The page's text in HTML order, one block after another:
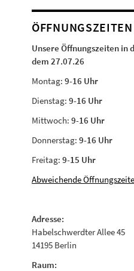
ÖFFNUNGSZEITEN
Unsere Öffnungszeiten
dem 27.07.26
Montag:9-16 Uhr
Dienstag:9-16 Uhr
Mittwoch:9-16 Uhr
Donnerstag:9-16 Uhr
Freitag:9-15 Uhr
Abweichende
Adresse:
Habelschwerdter Allee 45
14195 Berlin
Raum: